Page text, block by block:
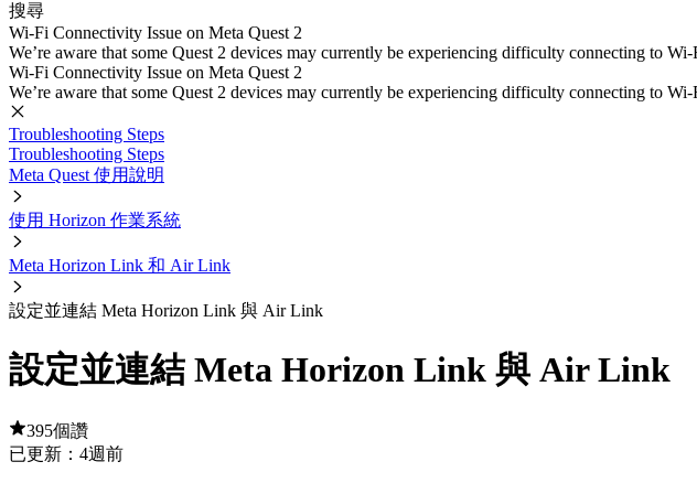
搜尋
Wi-Fi Connectivity Issue on Meta Quest 2
We’re aware that some Quest 2 devices may currently be experiencing difficulty connecting to
Wi-Fi Connectivity Issue on Meta Quest 2
We’re aware that some Quest 2 devices may currently be experiencing difficulty connecting to
Troubleshooting Steps
Troubleshooting Steps
Meta Quest 使用說明
使用 Horizon 作業系統
Meta Horizon Link 和 Air Link
設定並連結 Meta Horizon Link 與 Air Link
設定並連結 Meta Horizon Link 與 Air Link
395個讚
已更新： 4週前